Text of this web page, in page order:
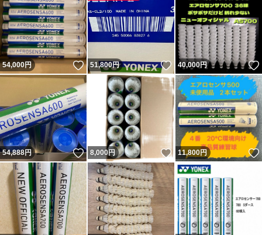
54,000円 いいね！
51,800円 いいね！
40,000円
54,888円 いいね！
8,000円 いいね！
11,800円